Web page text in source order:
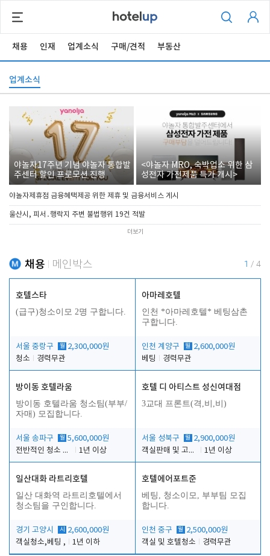
채용 인재 업계소식 구매/견적 부동산
업계소식
야놀자17주년 기념 야놀자 통합발
주센터 할인 프로모션 진행
<야놀자 MRO, 숙박업소 위한 삼
성전자 가전제품 특가 개시>
야놀자제휴점 금융혜택제공 위한 제휴 및 금융서비스 게시
울산시, 피서․행락지 주변 불법행위 19건 적발
더보기
채용 메인박스 1 / 4
호텔스타
(급구)청소이모 2명 구합니다.
서울 중랑구 월 2,300,000원
청소
경력무관
아마레호텔
인천 *아마레호텔* 베팅삼촌
구합니다.
인천 계양구 월 2,600,000원
베팅
경력무관
방이동 호텔라움
방이동 호텔라움 청소팀(부부/
자매) 모집합니다.
서울 송파구 월 5,600,000원
전반적인 청소 업무(객실청소.객실정리)
1년 이상
호텔 디 아티스트 성신여대점
3교대 프론트(격,비,비)
서울 성북구 월 2,900,000원
객실판매 및 고객응대
1년 이상
일산대화 라트리호텔
일산 대화역 라트리호텔에서
청소팀을 구인합니다.
경기 고양시 시
2,600,000원
객실청소,베팅 ,
1년 이하
호텔에어포트준
베팅, 청소이모, 부부팀 모집
합니다.
인천 중구 월 2,500,000원
객실 및 호텔청소
경력무관